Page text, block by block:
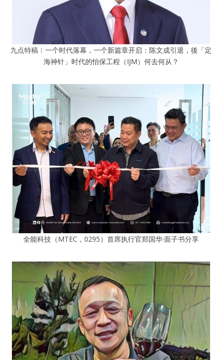
九点特稿︱一个时代落幕，一个新篇章开启：陈文成引退，後「定
海神针」时代的怡保工程（IJM）何去何从？
全能科技（MTEC，0295）首席执行官郑国华·面子书分享